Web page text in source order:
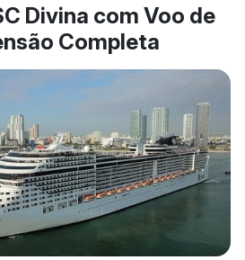
Divina com Voo de
Completa